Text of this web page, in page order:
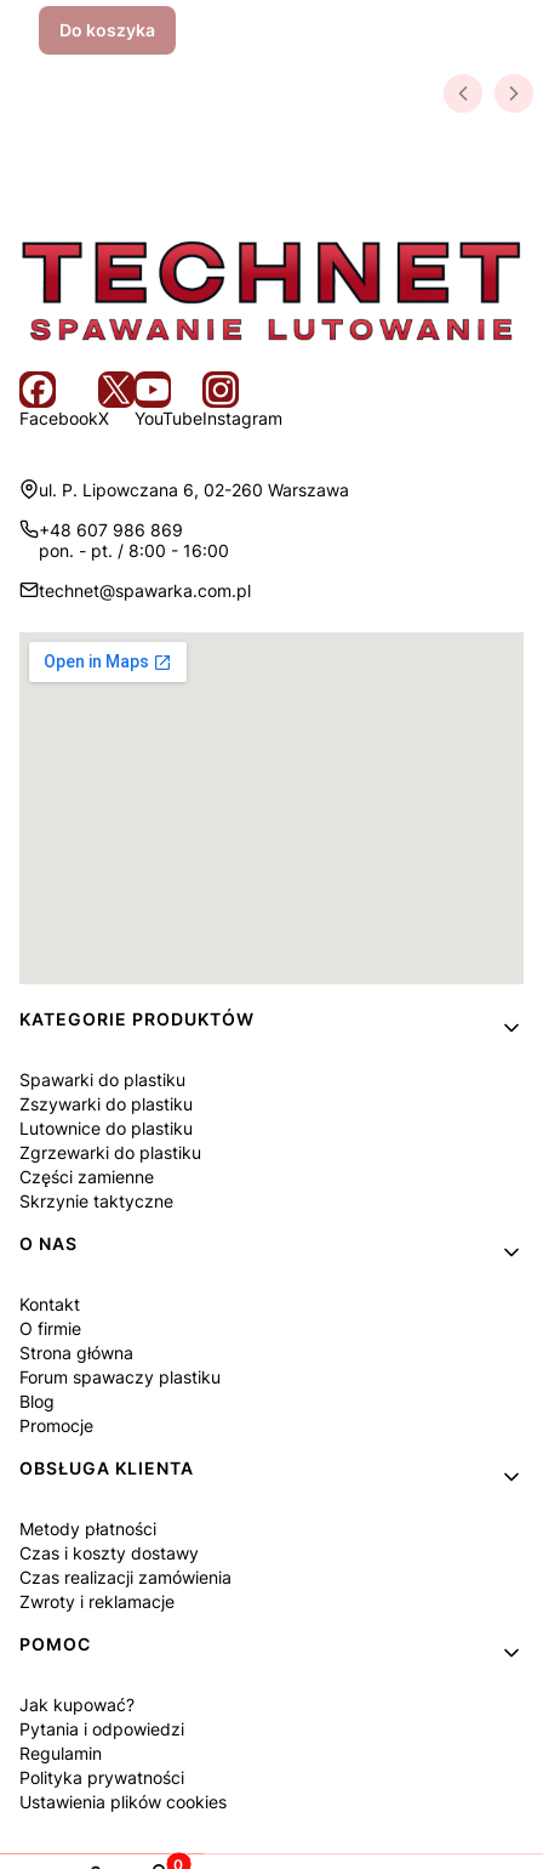
Do koszyka
FacebookX YouTubeInstagram
Adres:
ul. P. Lipowczana 6, 02-260 Warszawa
+48 607 986 869
pon. - pt. / 8:00 - 16:00
technet@spawarka.com.pl
Linki w stopce
KATEGORIE PRODUKTÓW
Spawarki do plastiku
Zszywarki do plastiku
Lutownice do plastiku
Zgrzewarki do plastiku
Części zamienne
Skrzynie taktyczne
O NAS
Kontakt
O firmie
Strona główna
Forum spawaczy plastiku
Blog
Promocje
OBSŁUGA KLIENTA
Metody płatności
Czas i koszty dostawy
Czas realizacji zamówienia
Zwroty i reklamacje
POMOC
Jak kupować?
Pytania i odpowiedzi
Regulamin
Polityka prywatności
Ustawienia plików cookies